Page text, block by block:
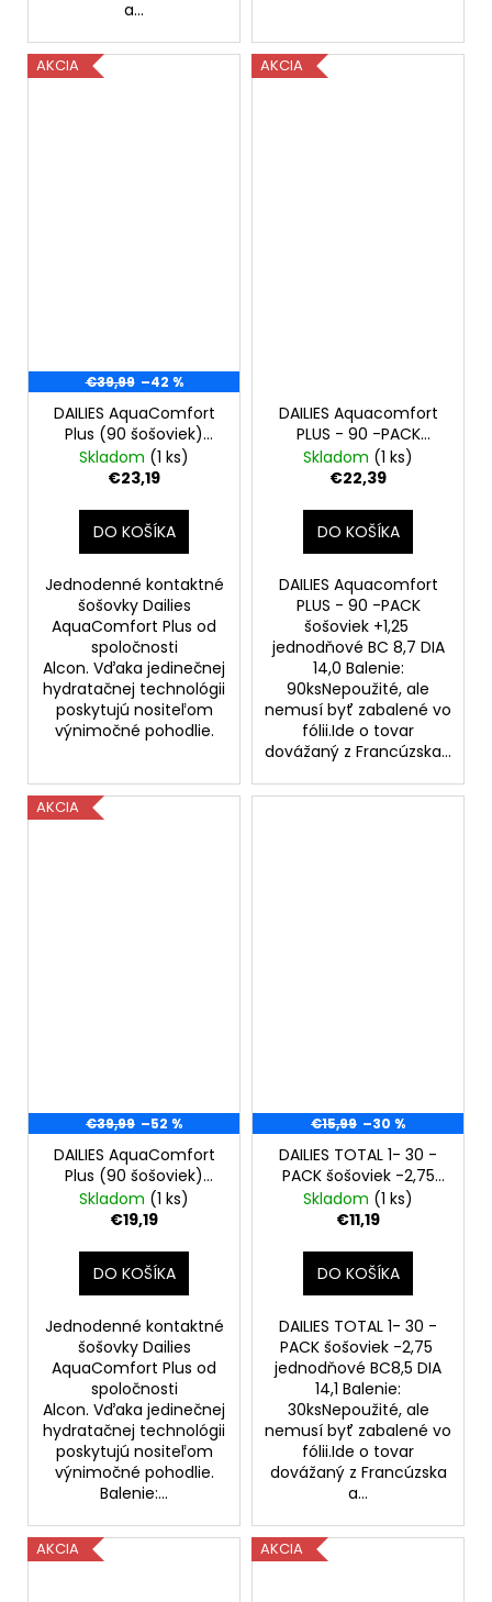
a...
AKCIA
€39,99 –42 %
DAILIES AquaComfort
Plus (90 šošoviek)
+2.25
Skladom (1 ks)
€23,19
DO KOŠÍKA
Jednodenné kontaktné
šošovky Dailies
AquaComfort Plus od
spoločnosti
Alcon. Vďaka jedinečnej
hydratačnej technológii
poskytujú nositeľom
výnimočné pohodlie.
AKCIA
DAILIES Aquacomfort
PLUS - 90 -PACK
šošoviek +1,25
jednodňové
Skladom (1 ks)
€22,39
DO KOŠÍKA
DAILIES Aquacomfort
PLUS - 90 -PACK
šošoviek +1,25
jednodňové BC 8,7 DIA
14,0 Balenie:
90ksNepoužité, ale
nemusí byť zabalené vo
fólii.Ide o tovar
dovážaný z Francúzska...
AKCIA
€39,99 –52 %
DAILIES AquaComfort
Plus (90 šošoviek)
-3,75-poškodená
krabica
Skladom (1 ks)
€19,19
DO KOŠÍKA
Jednodenné kontaktné
šošovky Dailies
AquaComfort Plus od
spoločnosti
Alcon. Vďaka jedinečnej
hydratačnej technológii
poskytujú nositeľom
výnimočné pohodlie.
Balenie:...
€15,99 –30 %
DAILIES TOTAL 1- 30 -
PACK šošoviek -2,75
jednodňové
Skladom (1 ks)
€11,19
DO KOŠÍKA
DAILIES TOTAL 1- 30 -
PACK šošoviek -2,75
jednodňové BC8,5 DIA
14,1 Balenie:
30ksNepoužité, ale
nemusí byť zabalené vo
fólii.Ide o tovar
dovážaný z Francúzska
a...
AKCIA AKCIA